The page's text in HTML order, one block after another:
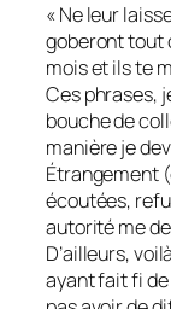
« Ne leur
goberont tout
mois et ils te
Ces phrases,
bouche de
manière je
Étrangement
écoutées,
autorité me
D’ailleurs,
ayant fait fi